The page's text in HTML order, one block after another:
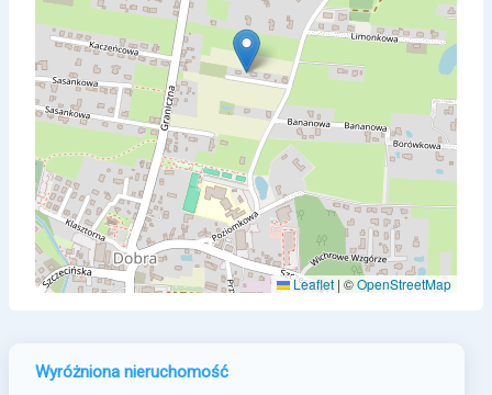
Leaflet | ©OpenStreetMap
Wyróżniona nieruchomość